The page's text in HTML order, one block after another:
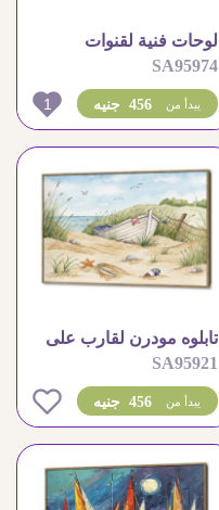
لوحات فنية لقنوات
فينيسيا المائية ومبانيها
العريقة
SA95974
456 جنيه يبدأ من 1
تابلوه مودرن لقارب على
شاطئ البحر الهادئ
SA95921
456 جنيه يبدأ من